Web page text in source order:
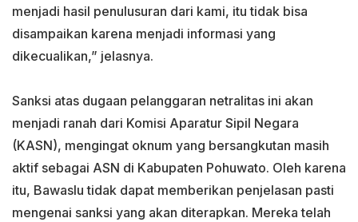
menjadi hasil penulusuran dari kami, itu tidak bisa
disampaikan karena menjadi informasi yang
dikecualikan,” jelasnya.
Sanksi atas dugaan pelanggaran netralitas ini akan
menjadi ranah dari Komisi Aparatur Sipil Negara
(KASN), mengingat oknum yang bersangkutan masih
aktif sebagai ASN di Kabupaten Pohuwato. Oleh karena
itu, Bawaslu tidak dapat memberikan penjelasan pasti
mengenai sanksi yang akan diterapkan. Mereka telah